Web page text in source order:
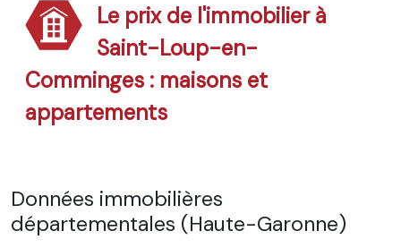
Le prix de l'immobilier à
Saint-Loup-en-
Comminges : maisons et
appartements
Données immobilières
départementales (Haute-Garonne)